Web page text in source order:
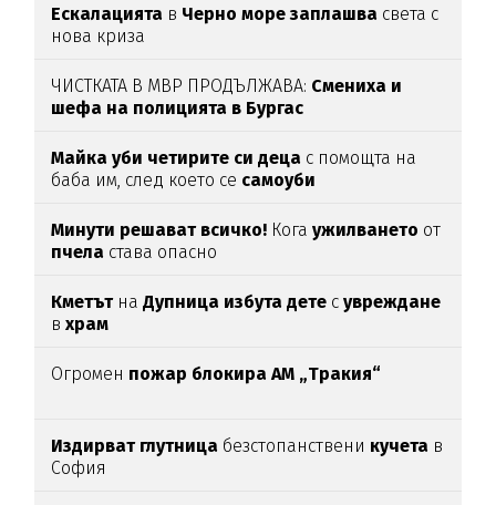
Ескалацията в Черно море заплашва света с
нова криза
ЧИСТКАТА В МВР ПРОДЪЛЖАВА: Смениха и
шефа на полицията в Бургас
Майка уби четирите си деца с помощта на
баба им, след което се самоуби
Минути решават всичко! Когаужилването от
пчела става опасно
Кметът наДупница избута дете сувреждане
вхрам
Огромен пожар блокира АМ „Тракия“
Издирват глутница безстопанствени кучета в
София